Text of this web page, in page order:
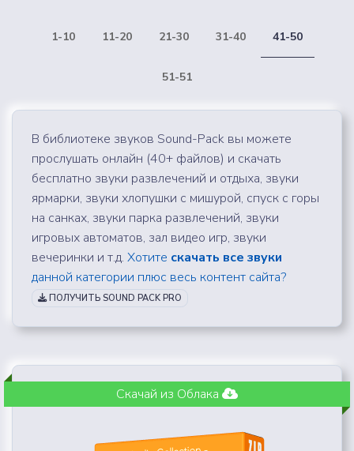
1-10 11-20 21-30 31-40 41-50
51-51
В библиотеке звуков Sound-Pack вы можете
прослушать онлайн (40+ файлов) и скачать
бесплатно звуки развлечений и отдыха, звуки
ярмарки, звуки хлопушки с мишурой, спуск с горы
на санках, звуки парка развлечений, звуки
игровых автоматов, зал видео игр, звуки
вечеринки и т.д. Хотите скачать все звуки
данной категории плюс весь контент сайта?
ПОЛУЧИТЬ SOUND PACK PRO
Скачай из Облака